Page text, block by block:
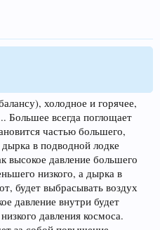
холодное и горячее,
Большее всегда поглощает
частью большего,
в подводной лодке
высокое давление большего
низкого, а дырка в
будет выбрасывать воздух
давление внутри будет
давления космоса.